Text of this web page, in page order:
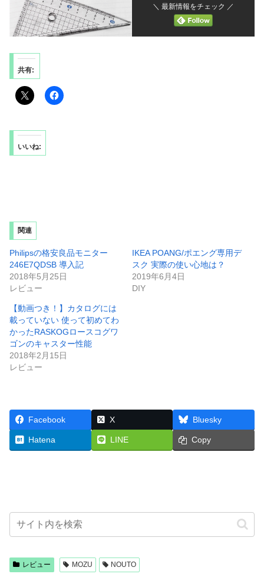
＼ 最新情報をチェック ／
共有:
いいね:
関連
Philipsの格安良品モニター
246E7QDSB 導入記
2018年5月25日
レビュー
IKEA POANG/ポエング専用デ
スク 実際の使い心地は？
2019年6月4日
DIY
【動画つき！】カタログには
載っていない 使って初めてわ
かったRASKOGロースコグワ
ゴンのキャスター性能
2018年2月15日
レビュー
Facebook X Bluesky
Hatena LINE Copy
レビュー MOZU NOUTO